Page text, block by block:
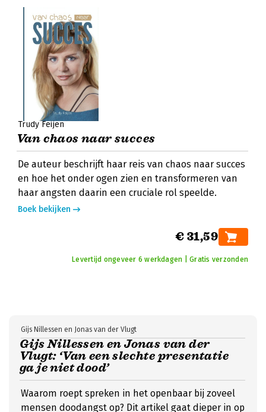
Trudy Feijen
Van chaos naar succes
De auteur beschrijft haar reis van chaos naar succes
en hoe het onder ogen zien en transformeren van
haar angsten daarin een cruciale rol speelde.
Boek bekijken
€ 31,59
Levertijd ongeveer 6 werkdagen | Gratis verzonden
Gijs Nillessen en Jonas van der
Vlugt: ‘Van een slechte presentatie
ga je niet dood’
Gijs Nillessen en Jonas van der Vlugt
Waarom roept spreken in het openbaar bij zoveel
mensen doodangst op? Dit artikel gaat dieper in op